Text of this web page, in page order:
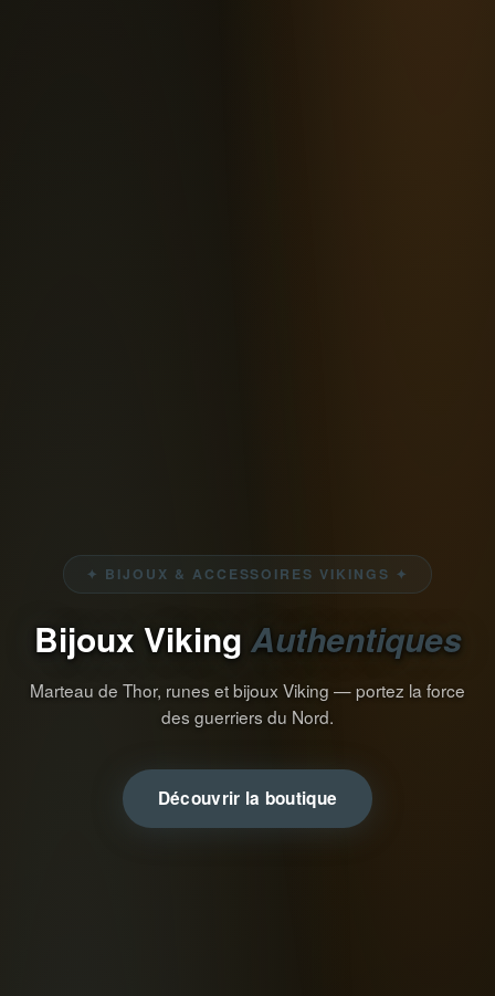
✦ BIJOUX & ACCESSOIRES VIKINGS ✦
Bijoux Viking Authentiques
Marteau de Thor, runes et bijoux Viking — portez la force
des guerriers du Nord.
Découvrir la boutique